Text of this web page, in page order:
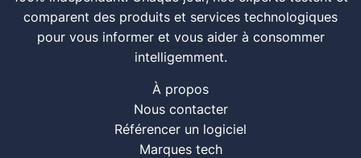
comparent des produits et services technologiques
pour vous informer et vous aider à consommer
intelligemment.
À propos
Nous contacter
Référencer un logiciel
Marques tech